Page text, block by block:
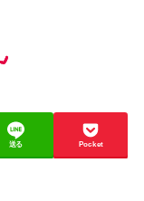
送る Pocket